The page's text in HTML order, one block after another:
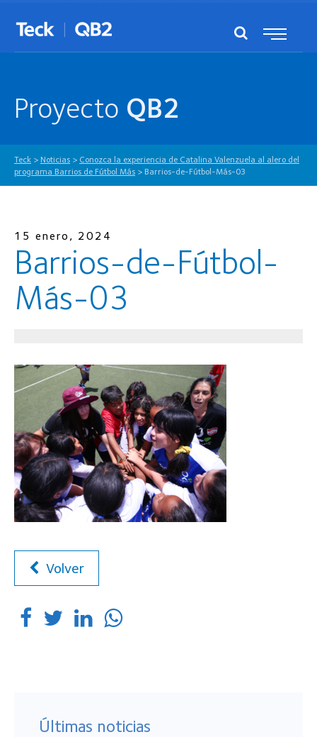
Proyecto QB2
Teck > Noticias > Conozca la experiencia de Catalina Valenzuela al alero del
programa Barrios de Fútbol Más > Barrios-de-Fútbol-Más-03
15 enero, 2024
Barrios-de-Fútbol-
Más-03
Volver
Últimas noticias